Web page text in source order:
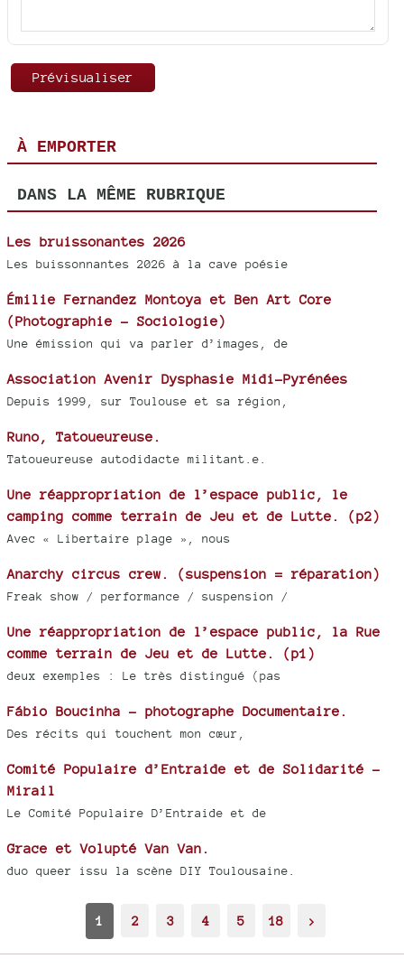
À EMPORTER
DANS LA MÊME RUBRIQUE
Les bruissonantes 2026
Les buissonnantes 2026 à la cave poésie
Émilie Fernandez Montoya et Ben Art Core
(Photographie - Sociologie)
Une émission qui va parler d’images, de
Association Avenir Dysphasie Midi-Pyrénées
Depuis 1999, sur Toulouse et sa région,
Runo, Tatoueureuse.
Tatoueureuse autodidacte militant.e.
Une réappropriation de l’espace public, le
camping comme terrain de Jeu et de Lutte. (p2)
Avec « Libertaire plage », nous
Anarchy circus crew. (suspension = réparation)
Freak show / performance / suspension /
Une réappropriation de l’espace public, la Rue
comme terrain de Jeu et de Lutte. (p1)
deux exemples : Le très distingué (pas
Fábio Boucinha - photographe Documentaire.
Des récits qui touchent mon cœur,
Comité Populaire d’Entraide et de Solidarité -
Mirail
Le Comité Populaire D’Entraide et de
Grace et Volupté Van Van.
duo queer issu la scène DIY Toulousaine.
1 2 3 4 5 18 >